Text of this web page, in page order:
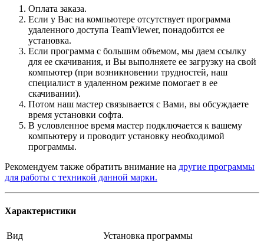
Оплата заказа.
Если у Вас на компьютере отсутствует программа
удаленного доступа TeamViewer, понадобится ее
установка.
Если программа с большим объемом, мы даем ссылку
для ее скачивания, и Вы выполняете ее загрузку на свой
компьютер (при возникновении трудностей, наш
специалист в удаленном режиме помогает в ее
скачивании).
Потом наш мастер связывается с Вами, вы обсуждаете
время установки софта.
В условленное время мастер подключается к вашему
компьютеру и проводит установку необходимой
программы.
Рекомендуем также обратить внимание на другие программы
для работы с техникой данной марки.
Характеристики
Вид
Установка программы